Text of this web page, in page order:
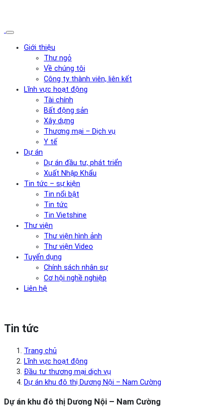
Giới thiệu
Thư ngỏ
Về chúng tôi
Công ty thành viên, liên kết
Lĩnh vực hoạt động
Tài chính
Bất động sản
Xây dựng
Thương mại – Dịch vụ
Y tế
Dự án
Dự án đầu tư, phát triển
Xuất Nhập Khẩu
Tin tức – sự kiện
Tin nổi bật
Tin tức
Tin Vietshine
Thư viện
Thư viện hình ảnh
Thư viện Video
Tuyển dụng
Chính sách nhân sự
Cơ hội nghề nghiệp
Liên hệ
Tin tức
Trang chủ
Lĩnh vực hoạt động
Đầu tư thương mại dịch vụ
Dự án khu đô thị Dương Nội – Nam Cường
Dự án khu đô thị Dương Nội – Nam Cường